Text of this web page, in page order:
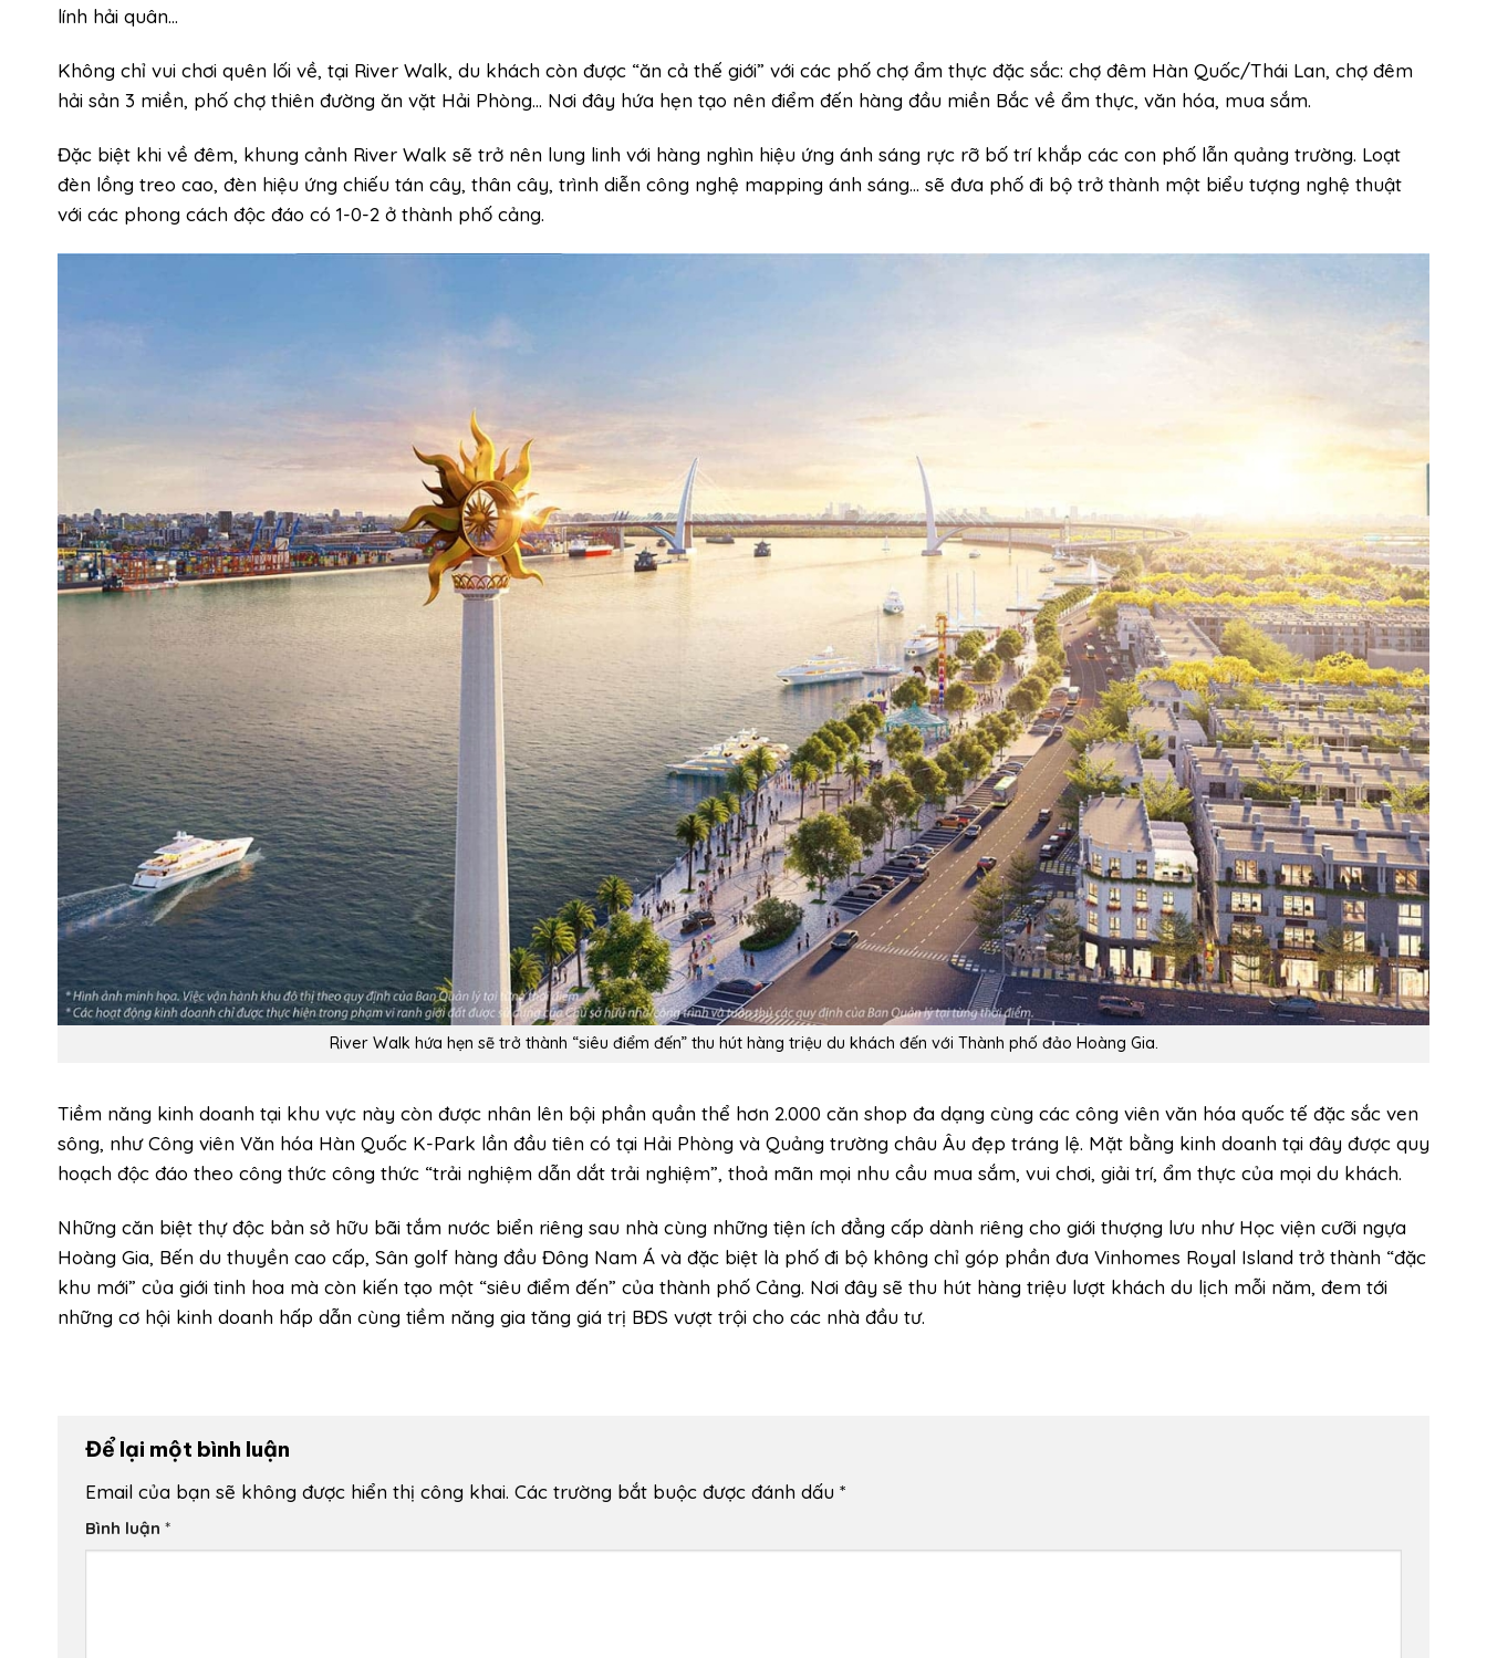
lính hải quân…
Không chỉ vui chơi quên lối về, tại River Walk, du khách còn được “ăn cả thế giới” với các phố chợ ẩm thực đặc sắc: chợ đêm Hàn Quốc/Thái Lan, chợ đêm
hải sản 3 miền, phố chợ thiên đường ăn vặt Hải Phòng… Nơi đây hứa hẹn tạo nên điểm đến hàng đầu miền Bắc về ẩm thực, văn hóa, mua sắm.
Đặc biệt khi về đêm, khung cảnh River Walk sẽ trở nên lung linh với hàng nghìn hiệu ứng ánh sáng rực rỡ bố trí khắp các con phố lẫn quảng trường. Loạt
đèn lồng treo cao, đèn hiệu ứng chiếu tán cây, thân cây, trình diễn công nghệ mapping ánh sáng… sẽ đưa phố đi bộ trở thành một biểu tượng nghệ thuật
với các phong cách độc đáo có 1-0-2 ở thành phố cảng.
River Walk hứa hẹn sẽ trở thành “siêu điểm đến” thu hút hàng triệu du khách đến với Thành phố đảo Hoàng Gia.
Tiềm năng kinh doanh tại khu vực này còn được nhân lên bội phần quần thể hơn 2.000 căn shop đa dạng cùng các công viên văn hóa quốc tế đặc sắc ven
sông, như Công viên Văn hóa Hàn Quốc K-Park lần đầu tiên có tại Hải Phòng và Quảng trường châu Âu đẹp tráng lệ. Mặt bằng kinh doanh tại đây được quy
hoạch độc đáo theo công thức công thức “trải nghiệm dẫn dắt trải nghiệm”, thoả mãn mọi nhu cầu mua sắm, vui chơi, giải trí, ẩm thực của mọi du khách.
Những căn biệt thự độc bản sở hữu bãi tắm nước biển riêng sau nhà cùng những tiện ích đẳng cấp dành riêng cho giới thượng lưu như Học viện cưỡi ngựa
Hoàng Gia, Bến du thuyền cao cấp, Sân golf hàng đầu Đông Nam Á và đặc biệt là phố đi bộ không chỉ góp phần đưa Vinhomes Royal Island trở thành “đặc
khu mới” của giới tinh hoa mà còn kiến tạo một “siêu điểm đến” của thành phố Cảng. Nơi đây sẽ thu hút hàng triệu lượt khách du lịch mỗi năm, đem tới
những cơ hội kinh doanh hấp dẫn cùng tiềm năng gia tăng giá trị BĐS vượt trội cho các nhà đầu tư.
Để lại một bình luận
Email của bạn sẽ không được hiển thị công khai. Các trường bắt buộc được đánh dấu *
Bình luận *